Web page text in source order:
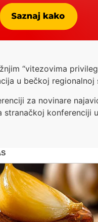
“vitezovima
u bečkoj regionalnoj
za novinare
konferenciji